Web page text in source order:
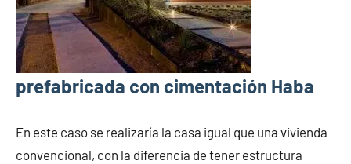
prefabricada con cimentación Haba
En este caso se realizaría la casa igual que una vivienda
convencional, con la diferencia de tener estructura